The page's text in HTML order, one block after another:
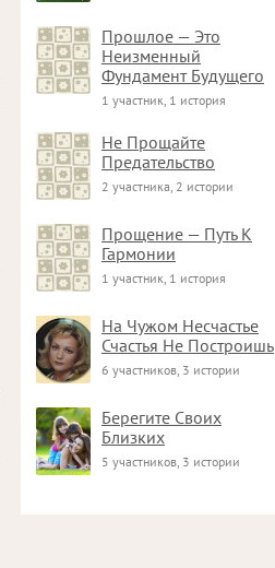
Прошлое — Это
Неизменный
Фундамент Будущего
1 участник, 1 история
Не Прощайте
Предательство
2 участника, 2 истории
Прощение — Путь К
Гармонии
1 участник, 1 история
На Чужом Несчастье
Счастья Не Построишь
6 участников, 3 истории
Берегите Своих
Близких
5 участников, 3 истории